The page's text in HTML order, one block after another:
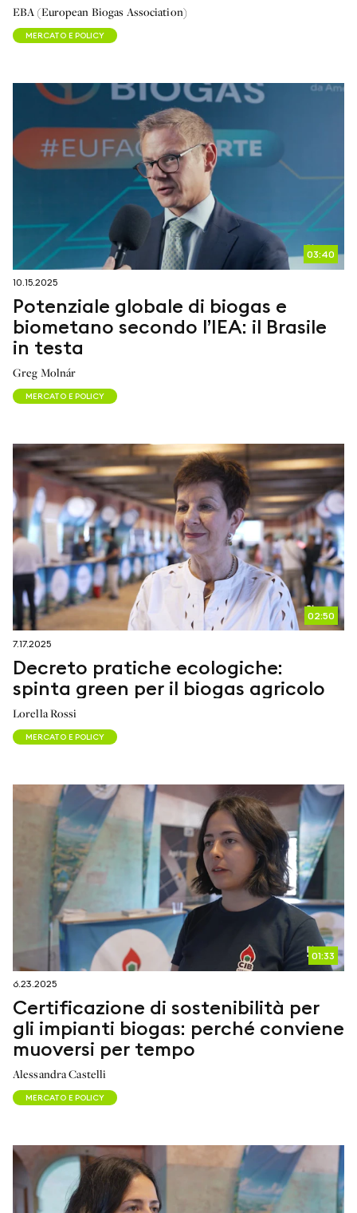
EBA (European Biogas Association)
MERCATO E POLICY
03:40
10.15.2025
Potenziale globale di biogas e
biometano secondo l’IEA: il Brasile
in testa
Greg Molnár
MERCATO E POLICY
02:50
7.17.2025
Decreto pratiche ecologiche:
spinta green per il biogas agricolo
Lorella Rossi
MERCATO E POLICY
01:33
6.23.2025
Certificazione di sostenibilità per
gli impianti biogas: perché conviene
muoversi per tempo
Alessandra Castelli
MERCATO E POLICY